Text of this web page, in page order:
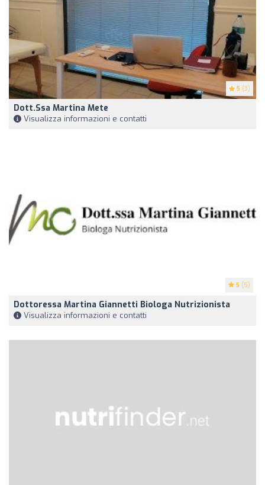
5 (3)
Dott.ssa Martina Mete
Visualizza informazioni e contatti
5 (5)
Dottoressa Martina Giannetti Biologa Nutrizionista
Visualizza informazioni e contatti